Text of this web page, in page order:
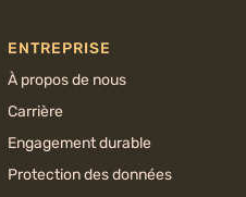
ENTREPRISE
À propos de nous
Carrière
Engagement durable
Protection des données